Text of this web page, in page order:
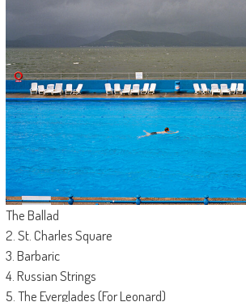
The Ballad
2. St. Charles Square
3. Barbaric
4. Russian Strings
5. The Everglades (For Leonard)